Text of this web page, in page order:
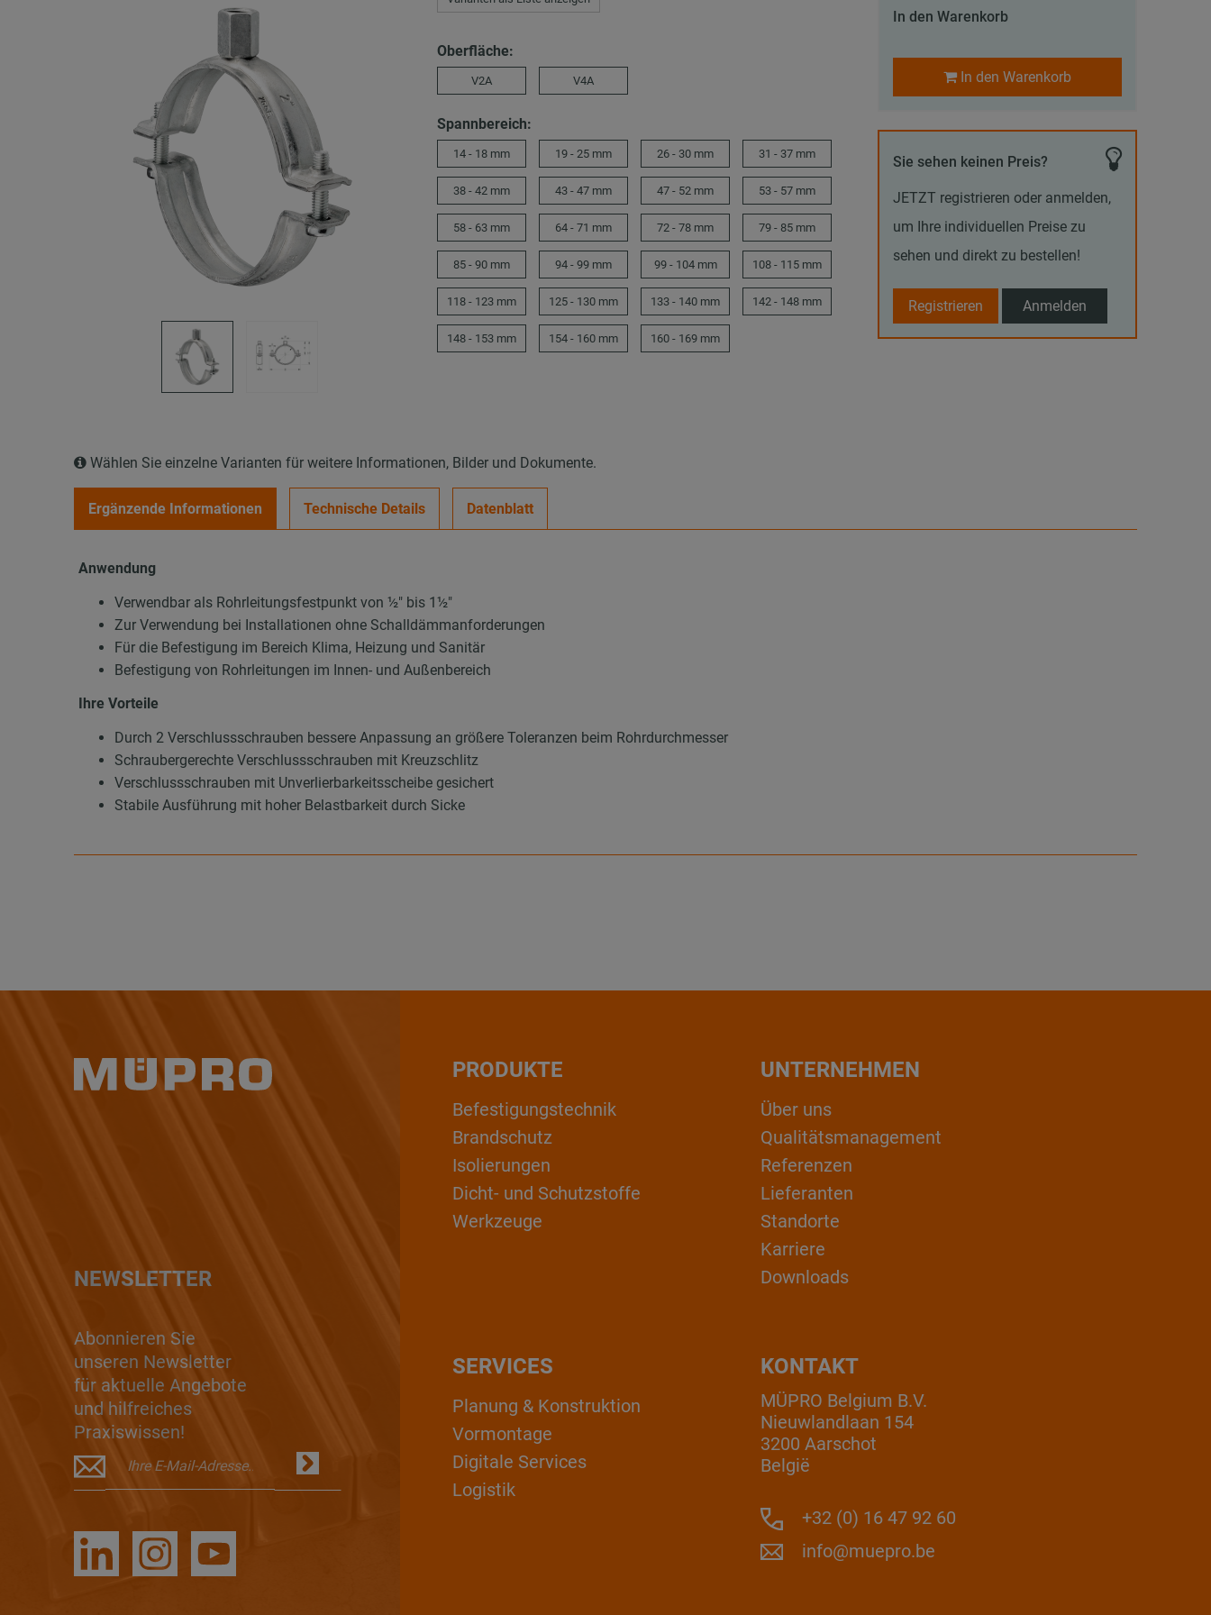
Oberfläche:
V2A V4A
Spannbereich:
14 - 18 mm 19 - 25 mm 26 - 30 mm 31 - 37 mm
38 - 42 mm 43 - 47 mm 47 - 52 mm 53 - 57 mm
58 - 63 mm 64 - 71 mm 72 - 78 mm 79 - 85 mm
85 - 90 mm 94 - 99 mm 99 - 104 mm 108 - 115 mm
118 - 123 mm 125 - 130 mm 133 - 140 mm 142 - 148 mm
148 - 153 mm 154 - 160 mm 160 - 169 mm
In den Warenkorb
In den Warenkorb
Sie sehen keinen Preis?
JETZT registrieren oder anmelden,
um Ihre individuellen Preise zu
sehen und direkt zu bestellen!
Registrieren Anmelden
Wählen Sie einzelne Varianten für weitere Informationen, Bilder und Dokumente.
Ergänzende Informationen Technische Details Datenblatt
Anwendung
Verwendbar als Rohrleitungsfestpunkt von ½″ bis 1½″
Zur Verwendung bei Installationen ohne Schalldämmanforderungen
Für die Befestigung im Bereich Klima, Heizung und Sanitär
Befestigung von Rohrleitungen im Innen- und Außenbereich
Ihre Vorteile
Durch 2 Verschlussschrauben bessere Anpassung an größere Toleranzen beim Rohrdurchmesser
Schraubergerechte Verschlussschrauben mit Kreuzschlitz
Verschlussschrauben mit Unverlierbarkeitsscheibe gesichert
Stabile Ausführung mit hoher Belastbarkeit durch Sicke
NEWSLETTER
Abonnieren Sie
unseren Newsletter
für aktuelle Angebote
und hilfreiches
Praxiswissen!
PRODUKTE
Befestigungstechnik
Brandschutz
Isolierungen
Dicht- und Schutzstoffe
Werkzeuge
UNTERNEHMEN
Über uns
Qualitätsmanagement
Referenzen
Lieferanten
Standorte
Karriere
Downloads
KONTAKT
MÜPRO Belgium B.V.
Nieuwlandlaan 154
3200 Aarschot
België
+32 (0) 16 47 92 60
info@muepro.be
SERVICES
Planung & Konstruktion
Vormontage
Digitale Services
Logistik